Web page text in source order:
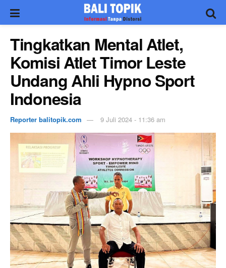
Tingkatkan Mental Atlet,
Komisi Atlet Timor Leste
Undang Ahli Hypno Sport
Indonesia
Reporter balitopik.com 9 Juli 2024 - 11:36 am